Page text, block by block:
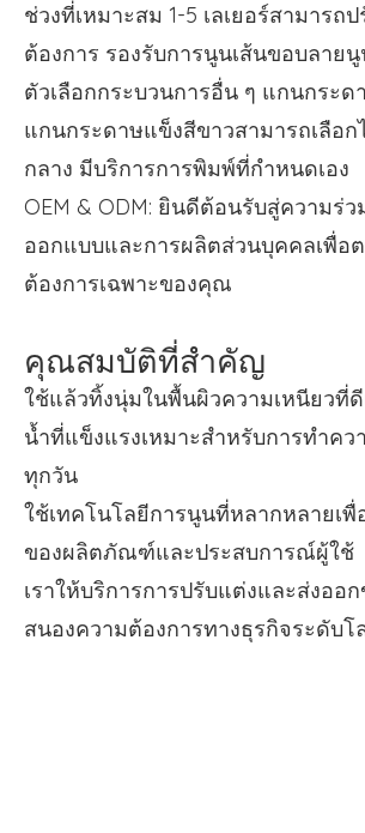
ช่วงที่เหมาะสม 1-5 เลเยอร์สามารถ
ต้องการ รองรับการนูนเส้นขอบลาย
ตัวเลือกกระบวนการอื่น ๆ แกนกระ
แกนกระดาษแข็งสีขาวสามารถเลือ
กลาง มีบริการการพิมพ์ที่กำหนดเอง
OEM & ODM: ยินดีต้อนรับสู่ความร่
ออกแบบและการผลิตส่วนบุคคลเพื่อ
ต้องการเฉพาะของคุณ
คุณสมบัติที่สำคัญ
ใช้แล้วทิ้งนุ่มในพื้นผิวความเหนียวที่
น้ำที่แข็งแรงเหมาะสำหรับการทำคว
ทุกวัน
ใช้เทคโนโลยีการนูนที่หลากหลายเพื่
ของผลิตภัณฑ์และประสบการณ์ผู้ใช้
เราให้บริการการปรับแต่งและส่งออ
สนองความต้องการทางธุรกิจระดับโ